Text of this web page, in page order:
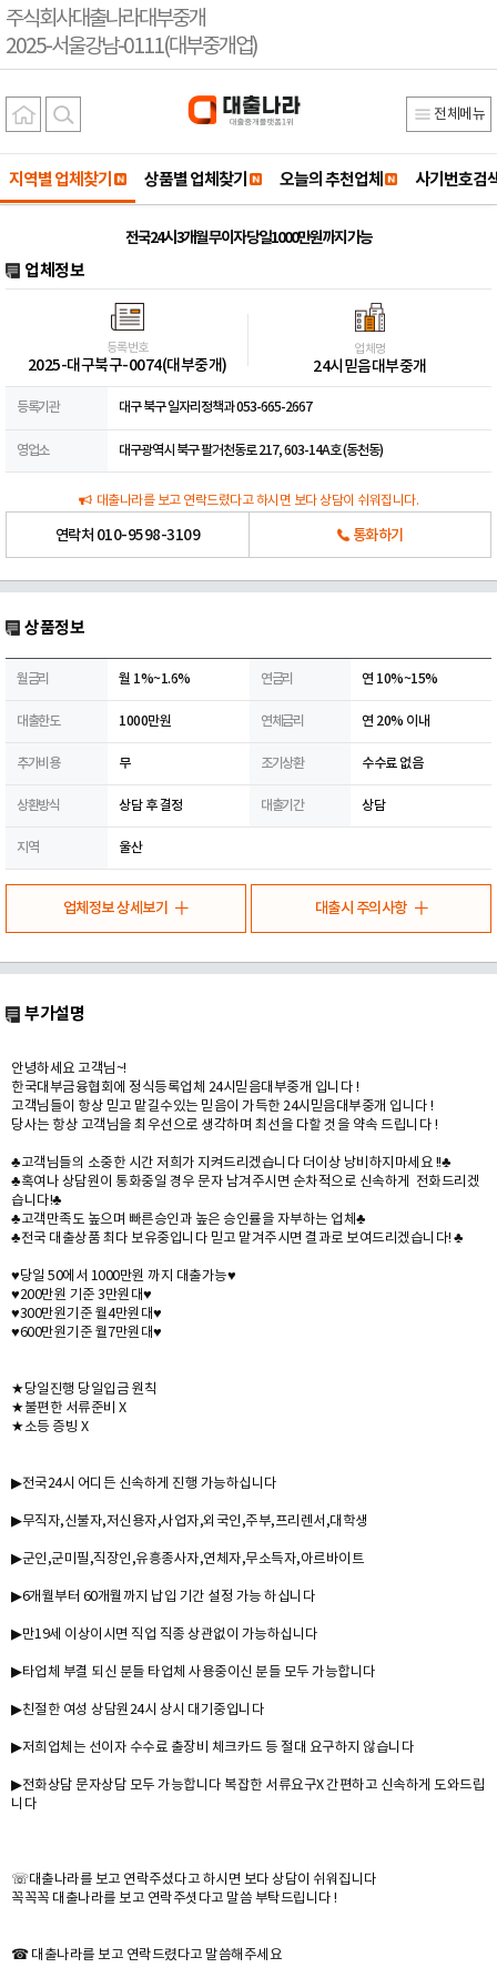
주식회사대출나라대부중개
2025-서울강남-0111(대부중개업)
전체메뉴
지역별 업체찾기 상품별 업체찾기 오늘의 추천업체 사기번호검
전국24시 3개월 무이자 당일1000만원까지 가능
업체정보
등록번호
2025-대구북구-0074(대부중개)
업체명
24시믿음대부중개
등록기관 대구 북구 일자리정책과 053-665-2667
영업소 대구광역시 북구 팔거천동로 217, 603-14A호 (동천동)
대출나라를 보고 연락드렸다고 하시면 보다 상담이 쉬워집니다.
연락처 010-9598-3109 통화하기
상품정보
월금리 월 1%~1.6% 연금리 연 10%~15%
대출한도 1000만원 연체금리 연 20% 이내
추가비용 무 조기상환 수수료 없음
상환방식 상담 후 결정 대출기간 상담
지역 울산
업체정보 상세보기 대출시 주의사항
부가설명
안녕하세요 고객님~!
한국대부금융협회에 정식등록업체 24시믿음대부중개 입니다 !
고객님들이 항상 믿고 맡길수있는 믿음이 가득한 24시믿음대부중개 입니다 !
당사는 항상 고객님을 최우선으로 생각하며 최선을 다할 것을 약속 드립니다 !
♣고객님들의 소중한 시간 저희가 지켜드리겠습니다 더이상 낭비하지마세요 !!♣
♣혹여나 상담원이 통화중일 경우 문자 남겨주시면 순차적으로 신속하게 전화드리겠
습니다!♣
♣고객만족도 높으며 빠른승인과 높은 승인률을 자부하는 업체♣
♣전국 대출상품 최다 보유중입니다 믿고 맡겨주시면 결과로 보여드리겠습니다! ♣
♥당일 50에서 1000만원 까지 대출가능♥
♥200만원 기준 3만원대♥
♥300만원기준 월4만원대♥
♥600만원기준 월7만원대♥
★당일진행 당일입금 원칙
★불편한 서류준비 X
★소등 증빙 X
▶전국24시 어디든 신속하게 진행 가능하십니다
▶무직자,신불자,저신용자,사업자,외국인,주부,프리렌서,대학생
▶군인,군미필,직장인,유흥종사자,연체자,무소득자,아르바이트
▶6개월부터 60개월까지 납입 기간 설정 가능 하십니다
▶만19세 이상이시면 직업 직종 상관없이 가능하십니다
▶타업체 부결 되신 분들 타업체 사용중이신 분들 모두 가능합니다
▶친절한 여성 상담원24시 상시 대기중입니다
▶저희업체는 선이자 수수료 출장비 체크카드 등 절대 요구하지 않습니다
▶전화상담 문자상담 모두 가능합니다 복잡한 서류요구X 간편하고 신속하게 도와드립
니다
☏대출나라를 보고 연락주셨다고 하시면 보다 상담이 쉬워집니다
꼭꼭꼭 대출나라를 보고 연락주셧다고 말씀 부탁드립니다 !
☎ 대출나라를 보고 연락드렸다고 말씀해주세요